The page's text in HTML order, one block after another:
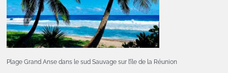
Plage Grand Anse dans le sud Sauvage sur l’île de la Réunion